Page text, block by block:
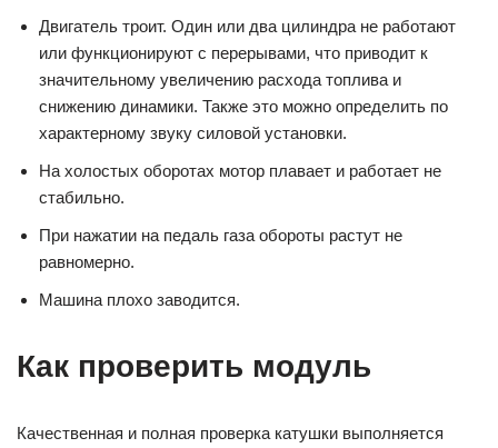
Двигатель троит. Один или два цилиндра не работают
или функционируют с перерывами, что приводит к
значительному увеличению расхода топлива и
снижению динамики. Также это можно определить по
характерному звуку силовой установки.
На холостых оборотах мотор плавает и работает не
стабильно.
При нажатии на педаль газа обороты растут не
равномерно.
Машина плохо заводится.
Как проверить модуль
Качественная и полная проверка катушки выполняется